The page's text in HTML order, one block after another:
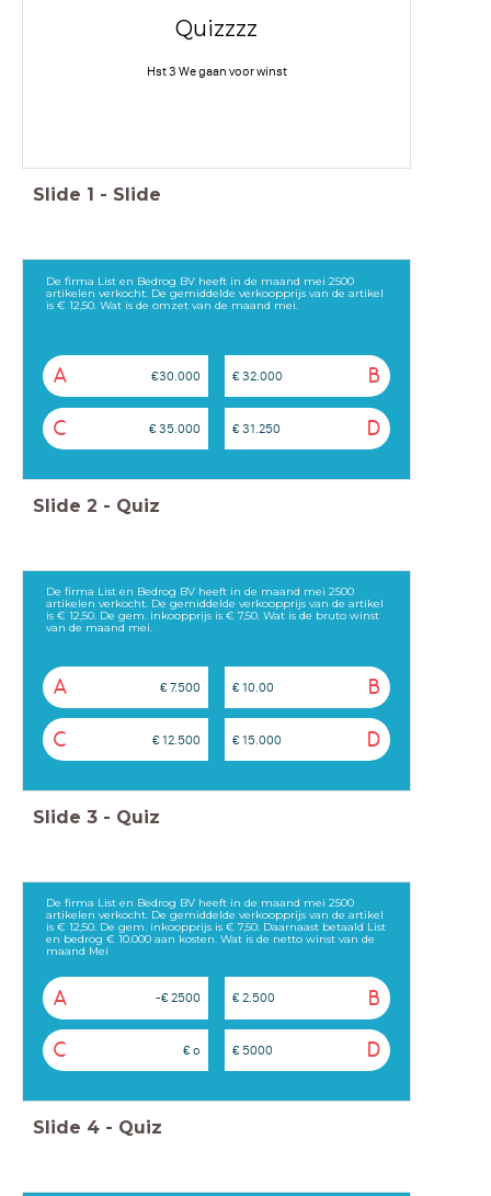
Quizzzz
Hst 3 We gaan voor winst
Slide 1 - Slide
De firma List en Bedrog BV heeft in de maand mei 2500
artikelen verkocht. De gemiddelde verkoopprijs van de artikel
is € 12,50. Wat is de omzet van de maand mei.
A €30.000 B
€ 32.000
C € 35.000 D
€ 31.250
Slide 2 - Quiz
De firma List en Bedrog BV heeft in de maand mei 2500
artikelen verkocht. De gemiddelde verkoopprijs van de artikel
is € 12,50. De gem. inkoopprijs is € 7,50. Wat is de bruto winst
van de maand mei.
A € 7.500 B
€ 10.00
C € 12.500 D
€ 15.000
Slide 3 - Quiz
De firma List en Bedrog BV heeft in de maand mei 2500
artikelen verkocht. De gemiddelde verkoopprijs van de artikel
is € 12,50. De gem. inkoopprijs is € 7,50. Daarnaast betaald List
en bedrog € 10.000 aan kosten. Wat is de netto winst van de
maand Mei
A -€ 2500 B
€ 2.500
C € o D
€ 5000
Slide 4 - Quiz